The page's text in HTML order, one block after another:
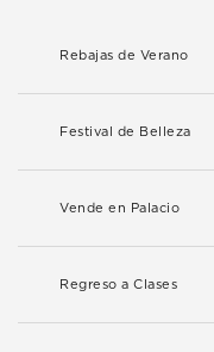
Rebajas de Verano
Festival de Belleza
Vende en Palacio
Regreso a Clases